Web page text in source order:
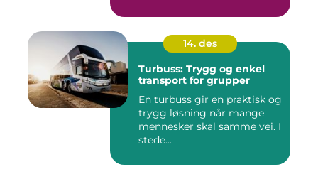
14. des
Turbuss: Trygg og enkel
transport for grupper
En turbuss gir en praktisk og
trygg løsning når mange
mennesker skal samme vei. I
stede...